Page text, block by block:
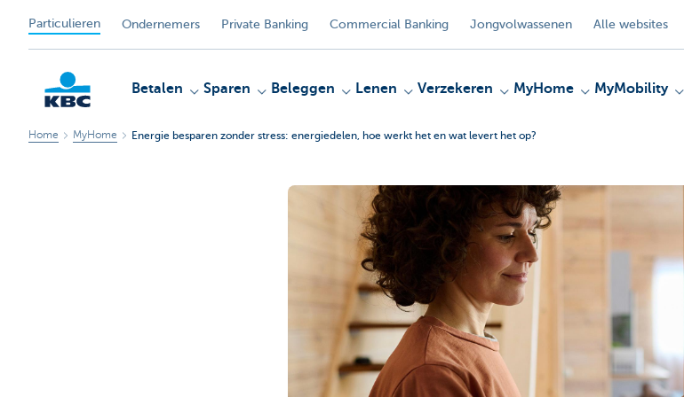
Particulieren Ondernemers Private Banking Commercial Banking Jongvolwassenen Alle websites
Betalen Sparen Beleggen Lenen Verzekeren MyHome MyMobility
Home MyHome Energie besparen zonder stress: energiedelen, hoe werkt het en wat levert het op?